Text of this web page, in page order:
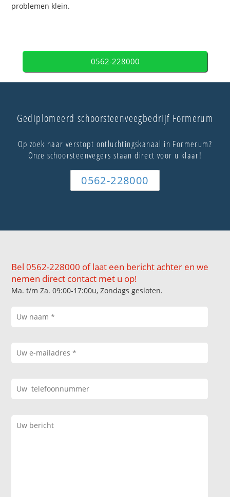
problemen klein.
0562-228000
Gediplomeerd schoorsteenveegbedrijf Formerum
Op zoek naar verstopt ontluchtingskanaal in Formerum?
Onze schoorsteenvegers staan direct voor u klaar!
0562-228000
Bel 0562-228000 of laat een bericht achter en we
nemen direct contact met u op!
Ma. t/m Za. 09:00-17:00u, Zondags gesloten.